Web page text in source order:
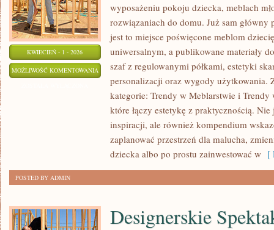
KWIECIEŃ - 1 - 2026
MOŻLIWOŚĆ KOMENTOWANIA POKÓJ
MALUCHA
wyposażeniu pokoju dziecka, meblach
rozwiązaniach do domu. Już sam główny
jest to miejsce poświęcone meblom
uniwersalnym, a publikowane materiały
szaf z regulowanymi półkami, estetyki
personalizacji oraz wygody użytkowania.
kategorie: Trendy w Meblarstwie i Trendy
które łączy estetykę z praktycznością.
inspiracji, ale również kompendium
zaplanować przestrzeń dla malucha,
dziecka albo po prostu zainwestować w [
POSTED BY ADMIN
Designerskie